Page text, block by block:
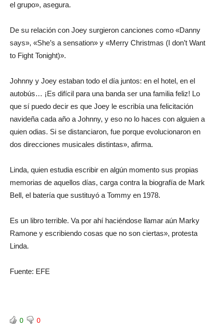
el grupo», asegura.
De su relación con Joey surgieron canciones como «Danny
says», «She’s a sensation» y «Merry Christmas (I don’t Want
to Fight Tonight)».
Johnny y Joey estaban todo el día juntos: en el hotel, en el
autobús… ¡Es difícil para una banda ser una familia feliz! Lo
que sí puedo decir es que Joey le escribía una felicitación
navideña cada año a Johnny, y eso no lo haces con alguien a
quien odias. Si se distanciaron, fue porque evolucionaron en
dos direcciones musicales distintas», afirma.
Linda, quien estudia escribir en algún momento sus propias
memorias de aquellos días, carga contra la biografía de Mark
Bell, el batería que sustituyó a Tommy en 1978.
Es un libro terrible. Va por ahí haciéndose llamar aún Marky
Ramone y escribiendo cosas que no son ciertas», protesta
Linda.
Fuente: EFE
0 0